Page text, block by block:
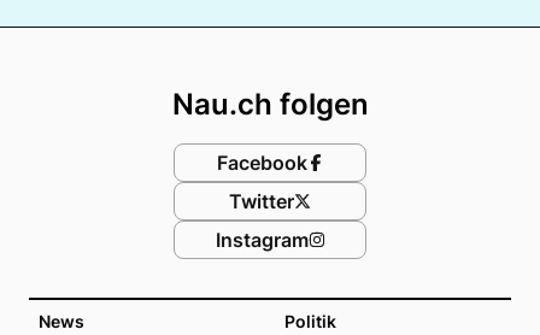
News Politik
Nau.ch folgen
Facebook
Twitter
Instagram